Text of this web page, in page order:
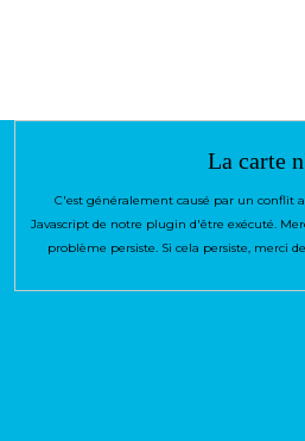
La carte
C'est généralement causé par un conflit
Javascript de notre plugin d'être exécuté.
problème persiste. Si cela persiste, merci